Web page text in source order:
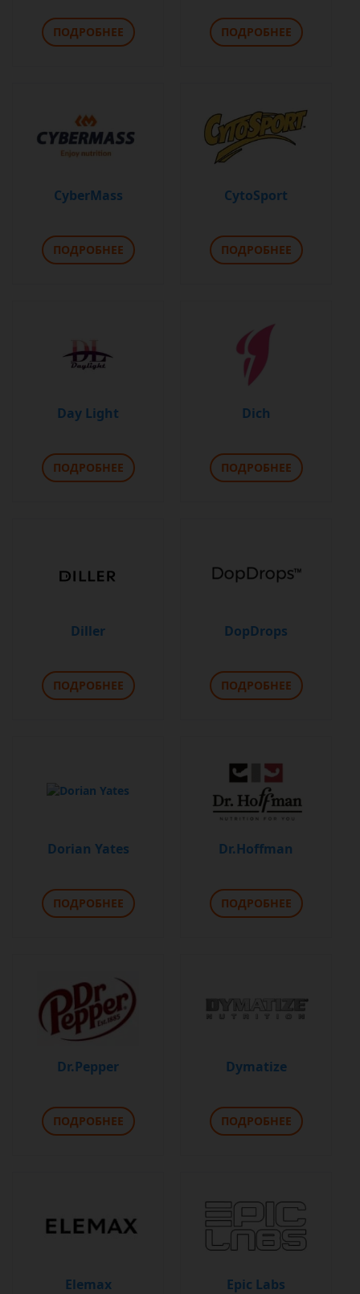
ПОДРОБНЕЕ ПОДРОБНЕЕ
CyberMass
ПОДРОБНЕЕ
CytoSport
ПОДРОБНЕЕ
Day Light
ПОДРОБНЕЕ
Dich
ПОДРОБНЕЕ
Diller
ПОДРОБНЕЕ
DopDrops
ПОДРОБНЕЕ
Dorian Yates
ПОДРОБНЕЕ
Dr.Hoffman
ПОДРОБНЕЕ
Dr.Pepper
ПОДРОБНЕЕ
Dymatize
ПОДРОБНЕЕ
Elemax Epic Labs